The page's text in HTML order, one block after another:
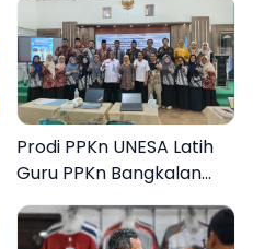
Prodi PPKn UNESA Latih
Guru PPKn Bangkalan
dengan Pembelajaran
Inovasi Teknologi